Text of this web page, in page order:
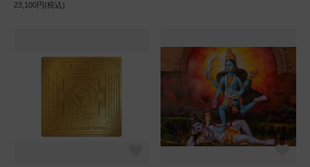
23,100円(税込)